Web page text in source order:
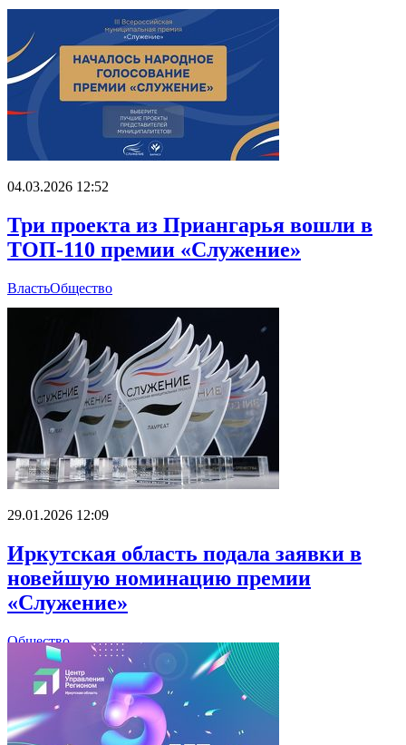
04.03.2026 12:52
Три проекта из Приангарья вошли в
ТОП-110 премии «Служение»
ВластьОбщество
29.01.2026 12:09
Иркутская область подала заявки в
новейшую номинацию премии
«Служение»
Общество